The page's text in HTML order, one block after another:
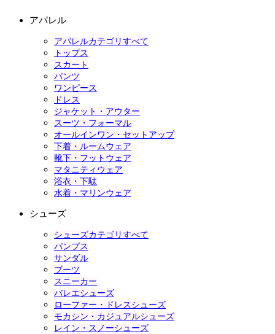
アパレル
アパレルカテゴリすべて
トップス
スカート
パンツ
ワンピース
ドレス
ジャケット・アウター
スーツ・フォーマル
オールインワン・セットアップ
下着・ルームウェア
靴下・フットウェア
マタニティウェア
浴衣・下駄
水着・マリンウェア
シューズ
シューズカテゴリすべて
パンプス
サンダル
ブーツ
スニーカー
バレエシューズ
ローファー・ドレスシューズ
モカシン・カジュアルシューズ
レイン・スノーシューズ